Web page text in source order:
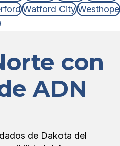
Watford CityWesthope
con
ADN
de Dakota del